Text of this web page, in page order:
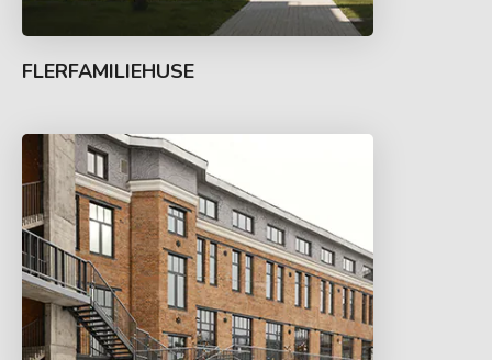
FLERFAMILIEHUSE